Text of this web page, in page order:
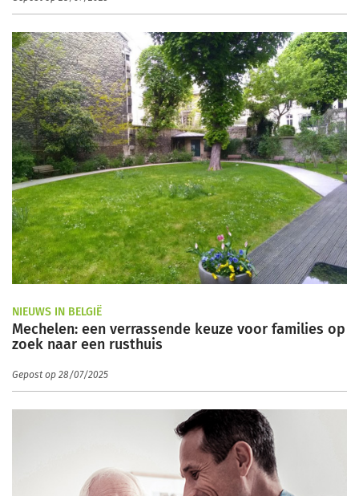
NIEUWS IN BELGIË
Mechelen: een verrassende keuze voor families op
zoek naar een rusthuis
Gepost op 28/07/2025